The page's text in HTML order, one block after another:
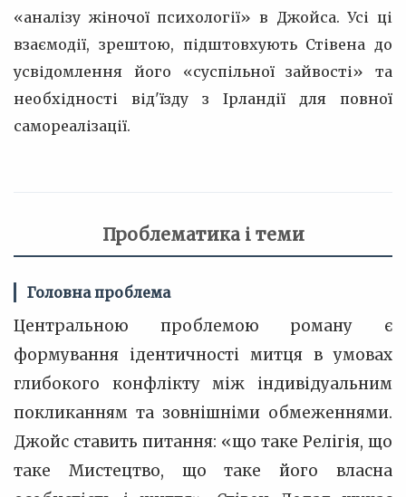
«аналізу жіночої психології» в Джойса. Усі ці
взаємодії, зрештою, підштовхують Стівена до
усвідомлення його «суспільної зайвості» та
необхідності від'їзду з Ірландії для повної
самореалізації.
Проблематика і теми
Головна проблема
Центральною проблемою роману є
формування ідентичності митця в умовах
глибокого конфлікту між індивідуальним
покликанням та зовнішніми обмеженнями.
Джойс ставить питання: «що таке Релігія, що
таке Мистецтво, що таке його власна